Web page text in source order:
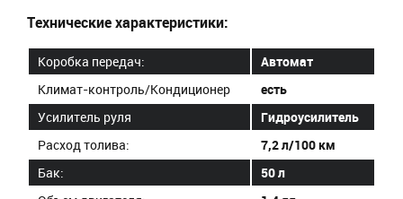
Технические характеристики:
Коробка передач:
Автомат
Климат-контроль/Кондиционер
есть
Усилитель руля
Гидроусилитель
Расход толива:
7,2 л/100 км
Бак:
50 л